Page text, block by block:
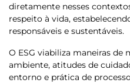
diretamente nesses
respeito à vida,
responsáveis e sustentáveis.
O ESG viabiliza maneiras
ambiente, atitudes de
entorno e prática de